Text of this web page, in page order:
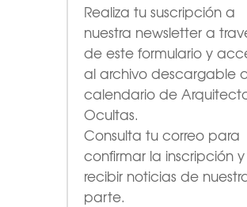
Realiza tu suscripción a
nuestra newsletter a
de este formulario y
al archivo descargable
calendario de
Ocultas.
Consulta tu correo para
confirmar la inscripción y
recibir noticias de
parte.